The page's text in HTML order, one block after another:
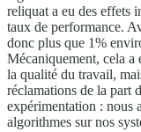
reliquat a eu des effets
taux de performance.
donc plus que 1%
Mécaniquement, cela a
la qualité du travail,
réclamations de la part
expérimentation : nous
algorithmes sur nos